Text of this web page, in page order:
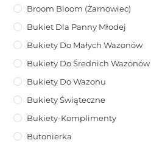
Broom Bloom (żarnowiec)
Bukiet Dla Panny Młodej
Bukiety Do Małych Wazonów
Bukiety Do Średnich Wazonów
Bukiety Do Wazonu
Bukiety Świąteczne
Bukiety-Komplimenty
Butonierka